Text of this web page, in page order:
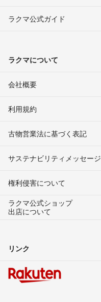
ラクマ公式ガイド
ラクマについて
会社概要
利用規約
古物営業法に基づく表記
サステナビリティメッセージ
権利侵害について
ラクマ公式ショップ
出店について
リンク